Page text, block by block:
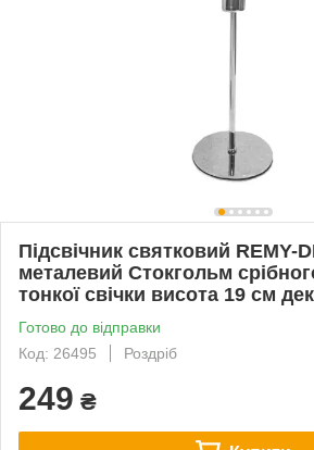
Підсвічник святковий REMY-
металевий Стокгольм
тонкої свічки висота 19 см
Готово до відправки
Код: 26495
Роздріб
249 ₴